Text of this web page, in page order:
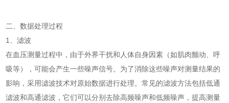
二、数据处理过程
1、滤波
在血压测量过程中，由于外界干扰和人体自身因素（如肌肉颤动、呼
吸等），可能会产生一些噪声信号。为了消除这些噪声对测量结果的
影响，采用滤波技术对原始数据进行处理。常见的滤波方法包括低通
滤波和高通滤波，它们可以分别去除高频噪声和低频噪声，提高测量